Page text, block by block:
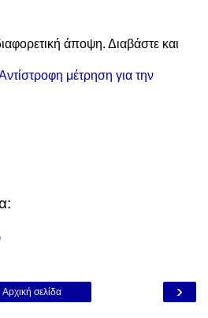
άποψη. Διαβάστε και
μέτρηση για την
›
Αρχική σελίδα